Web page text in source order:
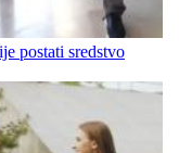
postati sredstvo